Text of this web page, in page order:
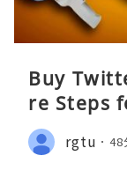
Buy
re Steps
rgtu 48